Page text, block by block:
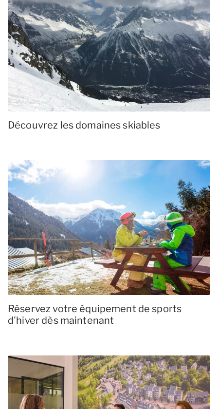
Découvrez les domaines skiables
Réservez votre équipement de sports
d'hiver dès maintenant